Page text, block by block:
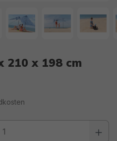
210 x 198 cm
Wert ein oder benutze die